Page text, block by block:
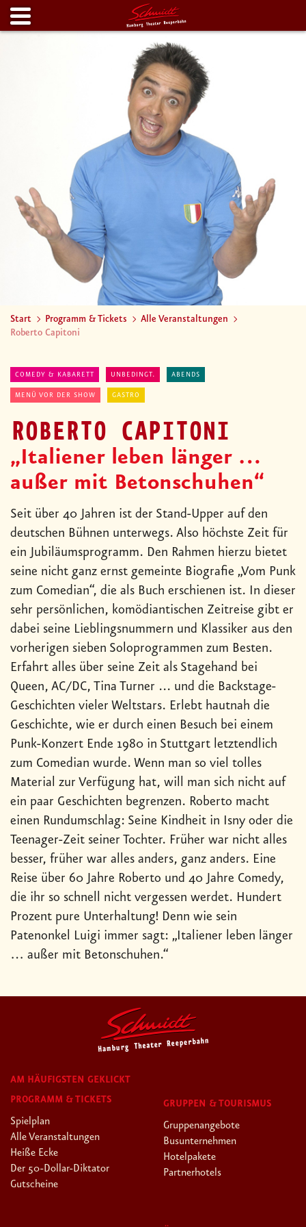
Start Programm & Tickets
Alle Veranstaltungen
Roberto Capitoni
COMEDY & KABARETT UNBEDINGT. ABENDS
MENÜ VOR DER SHOW GASTRO
ROBERTO CAPITONI
„Italiener leben länger …
außer mit Betonschuhen“
Seit über 40 Jahren ist der Stand-Upper auf den
deutschen Bühnen unterwegs. Also höchste Zeit für
ein Jubiläumsprogramm. Den Rahmen hierzu bietet
seine nicht ganz ernst gemeinte Biografie „Vom Punk
zum Comedian“, die als Buch erschienen ist. In dieser
sehr persönlichen, komödiantischen Zeitreise gibt er
dabei seine Lieblingsnummern und Klassiker aus den
vorherigen sieben Soloprogrammen zum Besten.
Erfahrt alles über seine Zeit als Stagehand bei
Queen, AC/DC, Tina Turner ... und die Backstage-
Geschichten vieler Weltstars. Erlebt hautnah die
Geschichte, wie er durch einen Besuch bei einem
Punk-Konzert Ende 1980 in Stuttgart letztendlich
zum Comedian wurde. Wenn man so viel tolles
Material zur Verfügung hat, will man sich nicht auf
ein paar Geschichten begrenzen. Roberto macht
einen Rundumschlag: Seine Kindheit in Isny oder die
Teenager-Zeit seiner Tochter. Früher war nicht alles
besser, früher war alles anders, ganz anders. Eine
Reise über 60 Jahre Roberto und 40 Jahre Comedy,
die ihr so schnell nicht vergessen werdet. Hundert
Prozent pure Unterhaltung! Denn wie sein
Patenonkel Luigi immer sagt: „Italiener leben länger
… außer mit Betonschuhen.“
AM HÄUFIGSTEN GEKLICKT
PROGRAMM & TICKETS
Spielplan
Alle Veranstaltungen
Heiße Ecke
Der 50-Dollar-Diktator
Gutscheine
GRUPPEN & TOURISMUS
Gruppenangebote
Busunternehmen
Hotelpakete
Partnerhotels